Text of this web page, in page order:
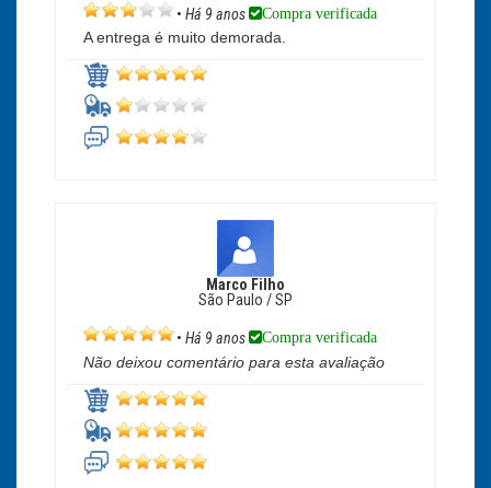
• Há 9 anos Compra verificada
A entrega é muito demorada.
Marco Filho
São Paulo / SP
• Há 9 anos Compra verificada
Não deixou comentário para esta avaliação